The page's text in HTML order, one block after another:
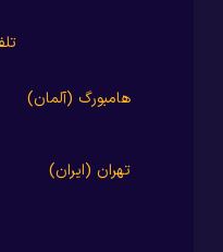
هامبورگ (آلمان)
تهران (ایران)